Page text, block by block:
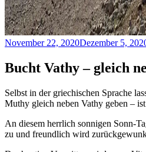
Veröffentlicht
November 22, 2020Dezember 5,
Bucht Vathy – gleich
Selbst in der griechischen Sprache
Muthy gleich neben Vathy geben –
An diesem herrlich sonnigen Sonn-
zu und freundlich wird